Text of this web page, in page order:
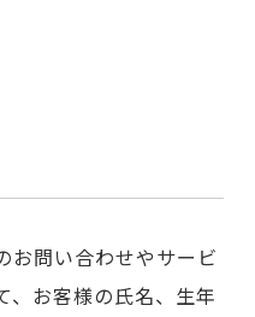
お問い合わせやサービ
、お客様の氏名、生年